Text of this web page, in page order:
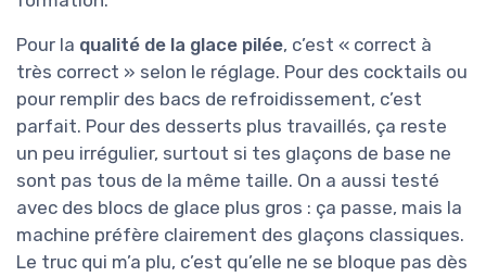
Pour la qualité de la glace pilée, c’est « correct à
très correct » selon le réglage. Pour des cocktails ou
pour remplir des bacs de refroidissement, c’est
parfait. Pour des desserts plus travaillés, ça reste
un peu irrégulier, surtout si tes glaçons de base ne
sont pas tous de la même taille. On a aussi testé
avec des blocs de glace plus gros : ça passe, mais la
machine préfère clairement des glaçons classiques.
Le truc qui m’a plu, c’est qu’elle ne se bloque pas dès